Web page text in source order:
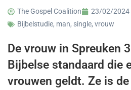
The Gospel Coalition
23/02/2024
Bijbelstudie, man, single, vrouw
De vrouw in Spreuken
Bijbelse standaard die
vrouwen geldt. Ze is